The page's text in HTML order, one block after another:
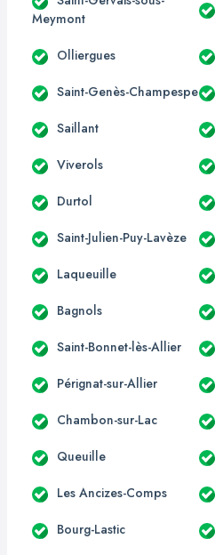
Meymont
Olliergues
Saint-Genès-Champespe
Saillant
Viverols
Durtol
Saint-Julien-Puy-Lavèze
Laqueuille
Bagnols
Saint-Bonnet-lès-Allier
Pérignat-sur-Allier
Chambon-sur-Lac
Queuille
Les Ancizes-Comps
Bourg-Lastic